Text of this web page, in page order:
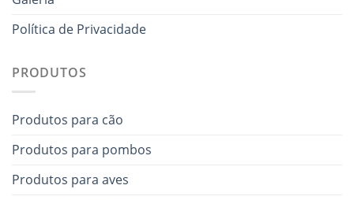
Política de Privacidade
PRODUTOS
Produtos para cão
Produtos para pombos
Produtos para aves